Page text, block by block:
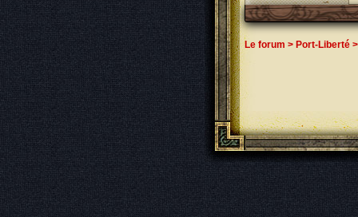
Le forum > Port-Liberté